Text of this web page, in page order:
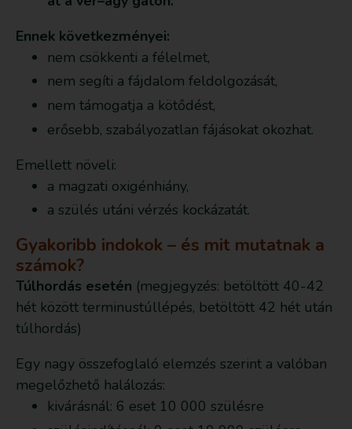
Ennek következményei:
nem csökkenti a félelmet,
nem segíti a fájdalom feldolgozását,
nem támogatja a kötődést,
erősebb, szabályozatlan fájásokat okozhat.
Emellett növeli:
a magzati oxigénhiány,
a szülés utáni vérzés kockázatát.
Gyakoribb indokok – és mit mutatnak a
számok?
Túlhordás esetén (megjegyzés: betöltött 40-42
hét között terminustúllépés, betöltött 42 hét után
túlhordás)
Egy nagy összefoglaló elemzés szerint a valóban
megelőzhető halálozás:
kivárásnál: 6 eset 10 000 szülésre